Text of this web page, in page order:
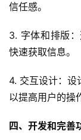
信任感。
3. 字体和排版
快速获取信息。
4. 交互设计：设
以提高用户的操
四、开发和完善